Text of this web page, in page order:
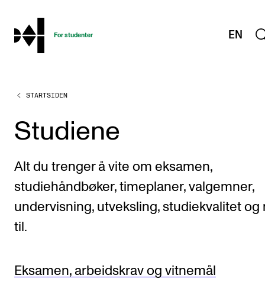
hjem
For studenter EN
STUDIENE
Eksamen, arbeidskrav og vitnemål
Studieplaner og emner
Studiekalender
Tilrettelegging og fritak
Timeplaner og undervisning
Valgemner
STARTSIDEN
Studiene
Alt du trenger å vite om eksamen,
studiehåndbøker, timeplaner, valgemner,
undervisning, utveksling, studiekvalitet og
til.
Eksamen, arbeidskrav og vitnemål